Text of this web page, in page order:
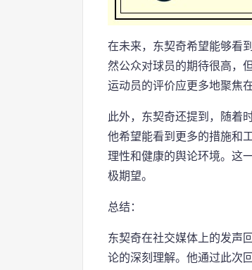
在未来，东契奇希望能够看
然公众对球员的期待很高，
运动员的评价应更多地聚焦
此外，东契奇还提到，随着
他希望能看到更多的措施和
理性和健康的舆论环境。这
极期望。
总结：
东契奇在社交媒体上的发声
论的深刻理解。他通过此次